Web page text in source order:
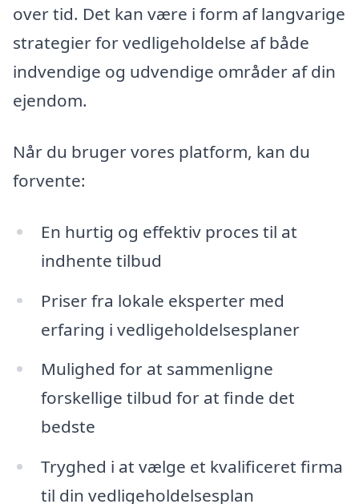
over tid. Det kan være i form af langvarige
strategier for vedligeholdelse af både
indvendige og udvendige områder af din
ejendom.
Når du bruger vores platform, kan du
forvente:
En hurtig og effektiv proces til at
indhente tilbud
Priser fra lokale eksperter med
erfaring i vedligeholdelsesplaner
Mulighed for at sammenligne
forskellige tilbud for at finde det
bedste
Tryghed i at vælge et kvalificeret firma
til din vedligeholdelsesplan